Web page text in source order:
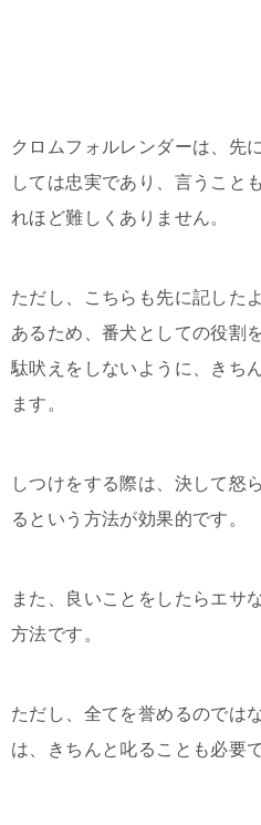
クロムフォルレンダーは、先
しては忠実であり、言うこと
れほど難しくありません。
ただし、こちらも先に記した
あるため、番犬としての役割
駄吠えをしないように、きち
ます。
しつけをする際は、決して怒
るという方法が効果的です。
また、良いことをしたらエサ
方法です。
ただし、全てを誉めるのでは
は、きちんと叱ることも必要で